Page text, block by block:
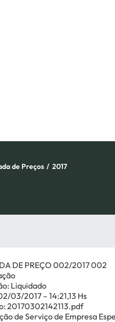
de Preços / 2017
DE PREÇO 002/2017 002
Liquidado
03/2017 – 14:21,13 Hs
20170302142113.pdf
de Serviço de Empresa